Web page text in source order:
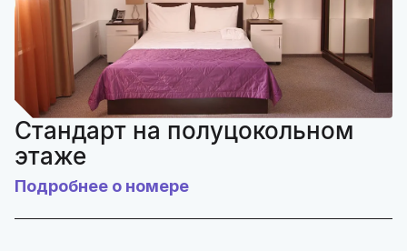
Стандарт на полуцокольном
этаже
Подробнее о номере